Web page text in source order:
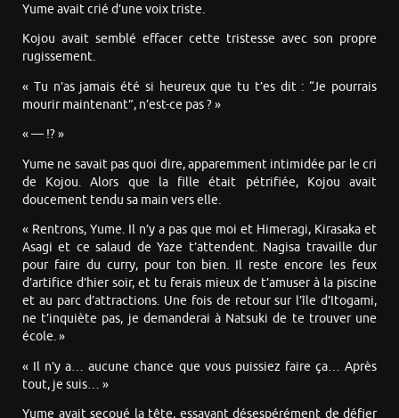
Yume avait crié d’une voix triste.
Kojou avait semblé effacer cette tristesse avec son propre
rugissement.
« Tu n’as jamais été si heureux que tu t’es dit : “Je pourrais
mourir maintenant”, n’est-ce pas ? »
« — !? »
Yume ne savait pas quoi dire, apparemment intimidée par le cri
de Kojou. Alors que la fille était pétrifiée, Kojou avait
doucement tendu sa main vers elle.
« Rentrons, Yume. Il n’y a pas que moi et Himeragi, Kirasaka et
Asagi et ce salaud de Yaze t’attendent. Nagisa travaille dur
pour faire du curry, pour ton bien. Il reste encore les feux
d’artifice d’hier soir, et tu ferais mieux de t’amuser à la piscine
et au parc d’attractions. Une fois de retour sur l’île d’Itogami,
ne t’inquiète pas, je demanderai à Natsuki de te trouver une
école. »
« Il n’y a… aucune chance que vous puissiez faire ça… Après
tout, je suis… »
Yume avait secoué la tête, essayant désespérément de défier